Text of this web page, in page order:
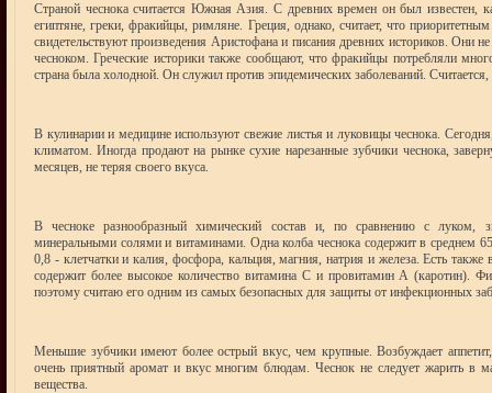
Страной чеснока считается Южная Азия. С древних времен он был известен,
египтяне, греки, фракийцы, римляне. Греция, однако, считает, что
свидетельствуют произведения Аристофана и писания древних историков. Они
чесноком. Греческие историки также сообщают, что фракийцы потребляли
страна была холодной. Он служил против эпидемических заболеваний.
В кулинарии и медицине используют свежие листья и луковицы чеснока.
климатом. Иногда продают на рынке сухие нарезанные зубчики чеснока,
месяцев, не теряя своего вкуса.
В чесноке разнообразный химический состав и, по сравнению с луком,
минеральными солями и витаминами. Одна колба чеснока содержит в среднем
0,8 - клетчатки и калия, фосфора, кальция, магния, натрия и железа. Есть
содержит более высокое количество витамина С и провитамин А (каротин).
поэтому считаю его одним из самых безопасных для защиты от инфекционных
Меньшие зубчики имеют более острый вкус, чем крупные. Возбуждает
очень приятный аромат и вкус многим блюдам. Чеснок не следует жарить в
вещества.